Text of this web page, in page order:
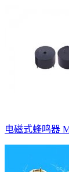
电磁式蜂鸣器